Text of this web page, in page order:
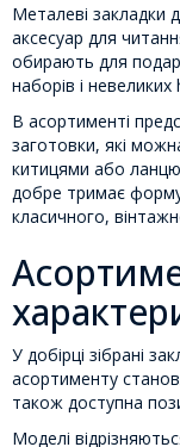
Металеві закладки
аксесуар для
обирають для
наборів і
В асортименті
заготовки, які
китицями або
добре тримає
класичного,
У добірці зібрані
асортименту
також доступна
Моделі